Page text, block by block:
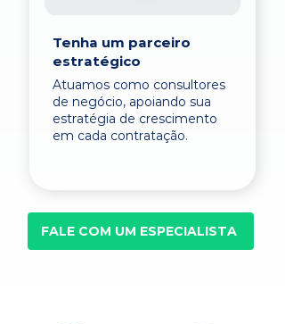
Tenha um parceiro
estratégico
Atuamos como consultores
de negócio, apoiando sua
estratégia de crescimento
em cada contratação.
FALE COM UM ESPECIALISTA